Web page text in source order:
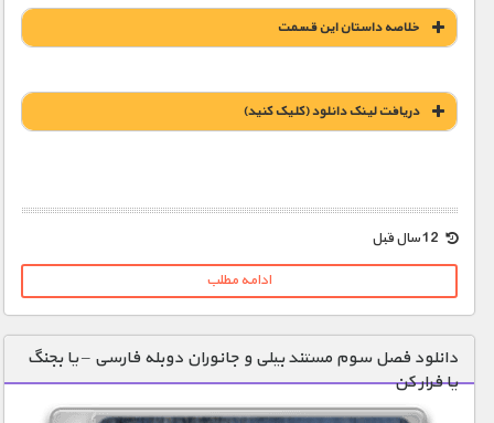
خلاصه داستان این قسمت
دریافت لينک دانلود (کليک کنيد)
ادامه مطلب
دانلود فصل سوم مستند بیلی و جانوران دوبله فارسی – یا بجنگ
یا فرار کن